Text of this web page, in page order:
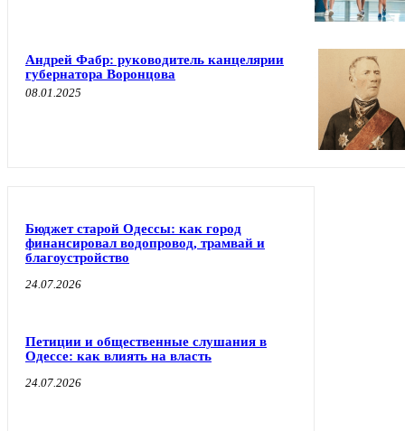
Андрей Фабр: руководитель канцелярии
губернатора Воронцова
08.01.2025
Бюджет старой Одессы: как город
финансировал водопровод, трамвай и
благоустройство
24.07.2026
Петиции и общественные слушания в
Одессе: как влиять на власть
24.07.2026